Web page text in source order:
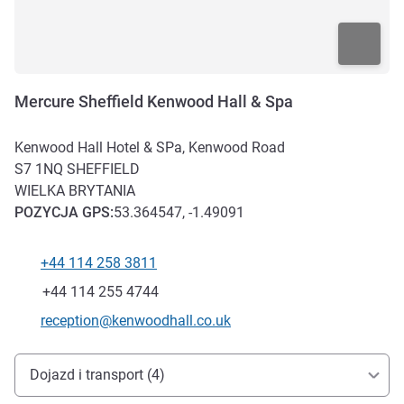
Mercure Sheffield Kenwood Hall & Spa
Kenwood Hall Hotel & SPa, Kenwood Road
S7 1NQ SHEFFIELD
WIELKA BRYTANIA
POZYCJA GPS:53.364547, -1.49091
Telefon
+44 114 258 3811
Faks
+44 114 255 4744
Kontaktowy adres e-mail
reception@kenwoodhall.co.uk
Dojazd i transport
Dojazd i transport (4)